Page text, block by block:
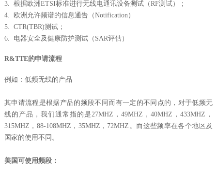
3. 根据欧洲ETSI标准进行无线电通讯设备测试（RF测试）；
4. 欧洲允许频谱的信息通告（Notification）
5. CTR(TBR)测试；
6. 电器安全及健康防护测试（SAR评估）
R&TTE的申请流程
例如：低频无线的产品
其申请流程是根据产品的频段不同而有一定的不同点的，对于低频无
线的产品，我们通常指的是27MHZ，49MHZ，40MHZ，433MHZ，
315MHZ，88-108MHZ，35MHZ，72MHZ。而这些频率在各个地区及
国家的使用不同。
美国可使用频段：